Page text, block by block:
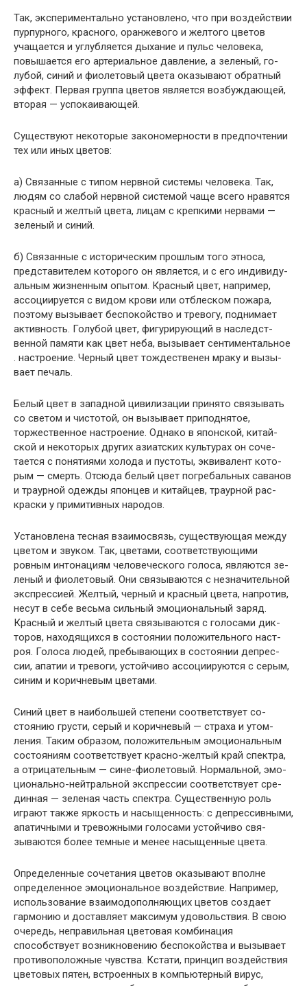
Так, экспериментально установлено, что при воздей­ствии
пурпурного, красного, оранжевого и желтого цве­тов
учащается и углубляется дыхание и пульс человека,
повышается его артериальное давление, а зеленый, го­
лубой, синий и фиолетовый цвета оказывают обратный
эффект. Первая группа цветов является возбуждающей,
вторая — успокаивающей.
Существуют некоторые закономерности в предпочте­нии
тех или иных цветов:
а) Связанные с типом нервной системы человека. Так,
людям со слабой нервной системой чаще всего нравятся
красный и желтый цвета, лицам с крепкими нервами —
зеленый и синий.
б) Связанные с историческим прошлым того этноса,
представителем которого он является, и с его индивиду­
альным жизненным опытом. Красный цвет, например,
ассоциируется с видом крови или отблеском пожара,
поэтому вызывает беспокойство и тревогу, поднимает
активность. Голубой цвет, фигурирующий в наследст­
венной памяти как цвет неба, вызывает сентиментальное
. настроение. Черный цвет тождественен мраку и вызы­
вает печаль.
Белый цвет в западной цивилизации принято связы­вать
со светом и чистотой, он вызывает приподнятое,
торжественное настроение. Однако в японской, китай­
ской и некоторых других азиатских культурах он соче­
тается с понятиями холода и пустоты, эквивалент кото­
рым — смерть. Отсюда белый цвет погребальных саванов
и траурной одежды японцев и китайцев, траурной рас­
краски у примитивных народов.
Установлена тесная взаимосвязь, существующая меж­ду
цветом и звуком. Так, цветами, соответствующими
ровным интонациям человеческого голоса, являются зе­
леный и фиолетовый. Они связываются с незначительной
экспрессией. Желтый, черный и красный цвета, напро­тив,
несут в себе весьма сильный эмоциональный заряд.
Красный и желтый цвета связываются с голосами дик­
торов, находящихся в состоянии положительного наст­
роя. Голоса людей, пребывающих в состоянии депрес­
сии, апатии и тревоги, устойчиво ассоциируются с серым,
синим и коричневым цветами.
Синий цвет в наибольшей степени соответствует со­
стоянию грусти, серый и коричневый — страха и утом­
ления. Таким образом, положительным эмоциональным
состояниям соответствует красно-желтый край спектра,
а отрицательным — сине-фиолетовый. Нормальной, эмо­
ционально-нейтральной экспрессии соответствует сре­
динная — зеленая часть спектра. Существенную роль
играют также яркость и насыщенность: с депрессивны­ми,
апатичными и тревожными голосами устойчиво свя­
зываются более темные и менее насыщенные цвета.
Определенные сочетания цветов оказывают вполне
опре­деленное эмоциональное воздействие. Например,
использо­вание взаимодополняющих цветов создает
гармонию и доставляет максимум удовольствия. В свою
очередь, неправильная цветовая комбинация
способствует воз­никновению беспокойства и вызывает
противоположные чувства. Кстати, принцип воздействия
цветовых пятен, встроенных в компьютерный вирус,